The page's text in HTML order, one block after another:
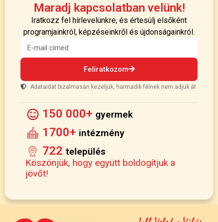
Maradj kapcsolatban velünk!
Iratkozz fel hírlevelünkre, és értesülj elsőként
programjainkról, képzéseinkről és újdonságainkról.
Feliratkozom
Adataidat bizalmasan kezeljük, harmadik félnek nem adjuk át
150 000+ gyermek
1700+ intézmény
722 település
Köszönjük, hogy együtt boldogítjuk a
jövőt!